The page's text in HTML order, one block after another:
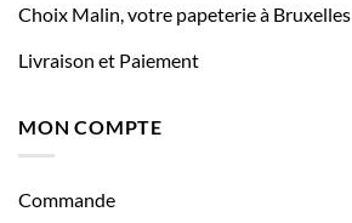
Choix Malin, votre papeterie à Bruxelles
Livraison et Paiement
MON COMPTE
Commande